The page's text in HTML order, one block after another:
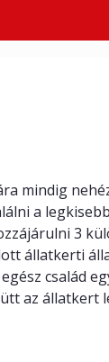
mindig
a
3
állatkerti
család
az állatkert